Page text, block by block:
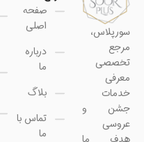
سورپلاس،
مرجع
تخصصی
معرفی
خدمات
جشن و
عروسی
صفحه
اصلی
درباره
ما
بلاگ
تماس با
ما